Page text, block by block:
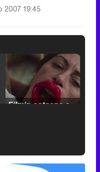
2007 19:45
/
'120 Minutos' celebra sus 2.000 programas en Telemadrid con un vídeo del día a día en la redacción